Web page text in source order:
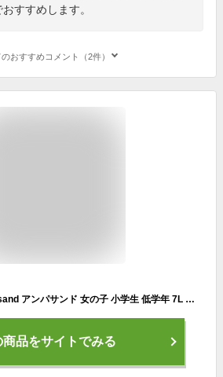
すすめします。
おすすめコメント（2件）
リュック キッズ ampersand アンパサンド 女の子 小学生 低学年 7L 13L A4 B5 収納 スキマカゼ リュックサック フリル ラベンダー ピンク かわいい おしゃれ 子ども 幼稚園 保育園 通園 通学 登園バッグ 通気性 お泊まり 遠足 旅行 入園 入学 祝い デイパック 軽量 2サイズ
商品をサイトでみる